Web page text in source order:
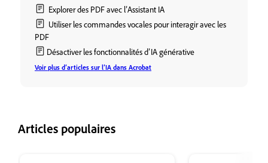
Explorer des PDF avec l’Assistant IA
Utiliser les commandes vocales pour interagir avec les
PDF
Désactiver les fonctionnalités d’IA générative
Voir plus d’articles sur l’IA dans Acrobat
Articles populaires